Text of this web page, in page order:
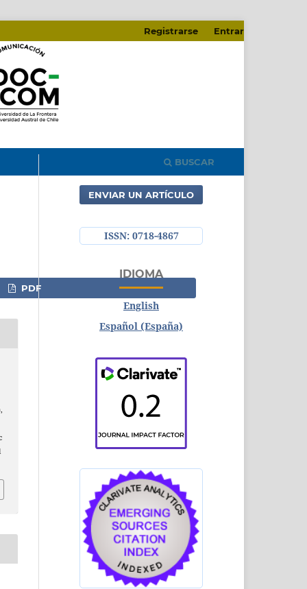
BUSCAR
Registrarse Entrar
PDF
ENVIAR UN ARTÍCULO
ISSN: 0718-4867
IDIOMA
English
Español (España)